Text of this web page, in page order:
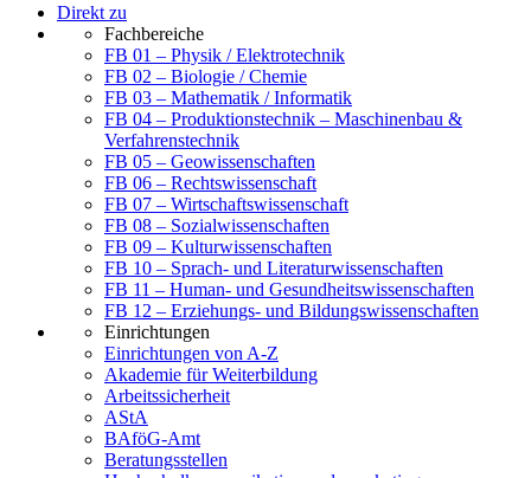
Direkt zu
Fachbereiche
FB 01 – Physik / Elektrotechnik
FB 02 – Biologie / Chemie
FB 03 – Mathematik / Informatik
FB 04 – Produktionstechnik – Maschinenbau &
Verfahrenstechnik
FB 05 – Geowissenschaften
FB 06 – Rechtswissenschaft
FB 07 – Wirtschaftswissenschaft
FB 08 – Sozialwissenschaften
FB 09 – Kulturwissenschaften
FB 10 – Sprach- und Literaturwissenschaften
FB 11 – Human- und Gesundheitswissenschaften
FB 12 – Erziehungs- und Bildungswissenschaften
Einrichtungen
Einrichtungen von A-Z
Akademie für Weiterbildung
Arbeitssicherheit
AStA
BAföG-Amt
Beratungsstellen